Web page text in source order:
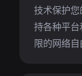
技术保护
持各种平
限的网络自